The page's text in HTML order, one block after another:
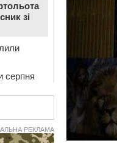
зі
серпня
РЕКЛАМА